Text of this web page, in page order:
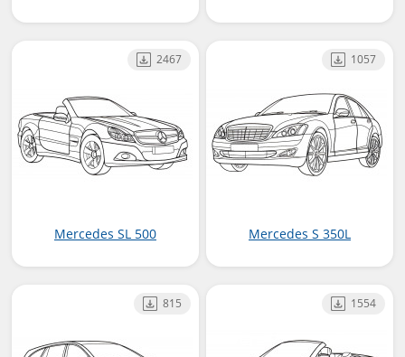
Mercedes SL 500
2467
Mercedes S 350L
1057
815 1554